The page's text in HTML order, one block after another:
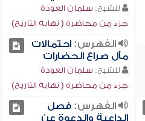
للشيخ: سلمان العودة
جزء من محاضرة ( نهاية التاريخ)
الفهرس:احتمالات
مآل صراع الحضارات
للشيخ: سلمان العودة
جزء من محاضرة ( نهاية التاريخ)
الفهرس:فصل
الداعية والدعوة عن